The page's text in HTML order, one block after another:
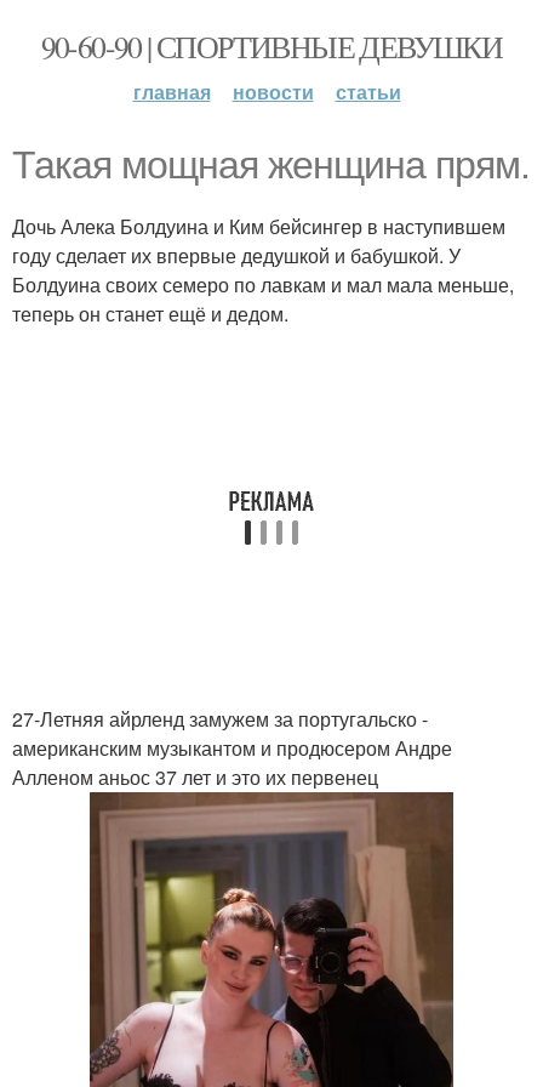
90-60-90 | СПОРТИВНЫЕ ДЕВУШКИ
главная новости статьи
Такая мощная женщина прям.
Дочь Алека Болдуина и Ким бейсингер в наступившем
году сделает их впервые дедушкой и бабушкой. У
Болдуина своих семеро по лавкам и мал мала меньше,
теперь он станет ещё и дедом.
27-Летняя айрленд замужем за португальско -
американским музыкантом и продюсером Андре
Алленом аньос 37 лет и это их первенец